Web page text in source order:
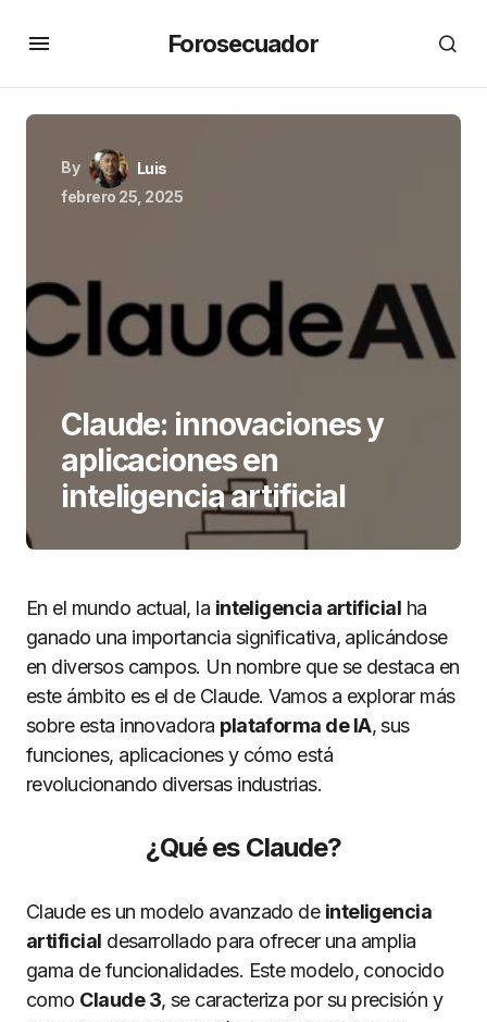
Forosecuador
By
Luis
febrero 25, 2025
Claude: innovaciones y
aplicaciones en
inteligencia artificial
En el mundo actual, la inteligencia artificial ha
ganado una importancia significativa, aplicándose
en diversos campos. Un nombre que se destaca en
este ámbito es el de Claude. Vamos a explorar más
sobre esta innovadora plataforma de IA, sus
funciones, aplicaciones y cómo está
revolucionando diversas industrias.
¿Qué es Claude?
Claude es un modelo avanzado de inteligencia
artificial desarrollado para ofrecer una amplia
gama de funcionalidades. Este modelo, conocido
como Claude 3, se caracteriza por su precisión y